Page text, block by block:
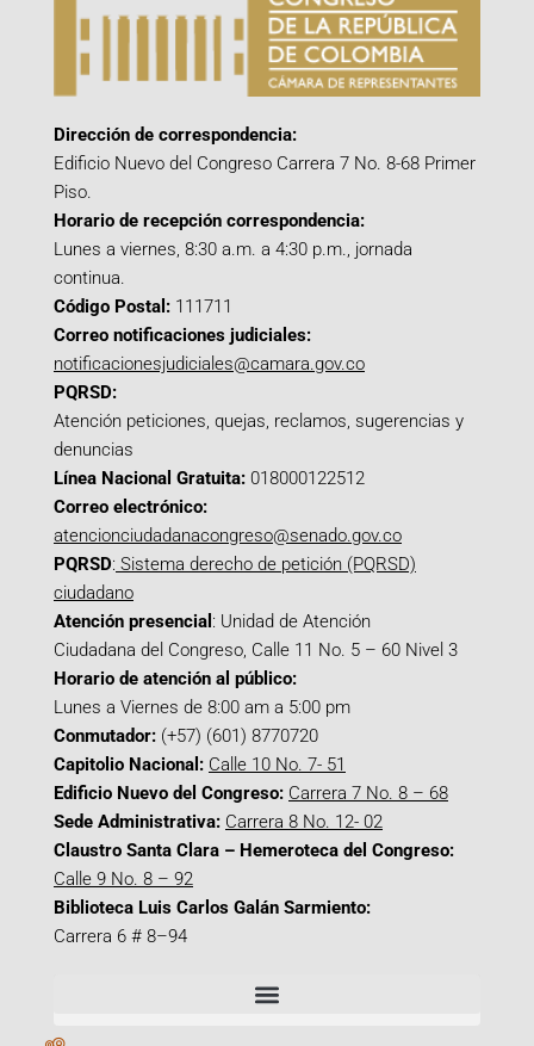
Dirección de correspondencia:
Edificio Nuevo del Congreso Carrera 7 No. 8-68 Primer
Piso.
Horario de recepción correspondencia:
Lunes a viernes, 8:30 a.m. a 4:30 p.m., jornada
continua.
Código Postal: 111711
Correo notificaciones judiciales:
notificacionesjudiciales@camara.gov.co
PQRSD:
Atención peticiones, quejas, reclamos, sugerencias y
denuncias
Línea Nacional Gratuita: 018000122512
Correo electrónico:
atencionciudadanacongreso@senado.gov.co
PQRSD: Sistema derecho de petición (PQRSD)
ciudadano
Atención presencial : Unidad de Atención
Ciudadana del Congreso, Calle 11 No. 5 – 60 Nivel 3
Horario de atención al público:
Lunes a Viernes de 8:00 am a 5:00 pm
Conmutador: (+57) (601) 8770720
Capitolio Nacional: Calle 10 No. 7- 51
Edificio Nuevo del Congreso: Carrera 7 No. 8 – 68
Sede Administrativa: Carrera 8 No. 12- 02
Claustro Santa Clara – Hemeroteca del Congreso:
Calle 9 No. 8 – 92
Biblioteca Luis Carlos Galán Sarmiento:
Carrera 6 # 8–94